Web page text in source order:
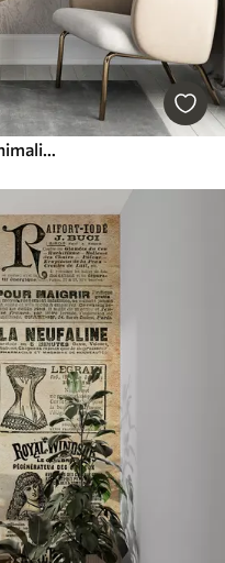
Toscana-landskab, træ, mark, minimalisme, naturlige beige farver